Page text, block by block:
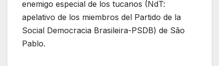
enemigo especial de los tucanos (NdT:
apelativo de los miembros del Partido de la
Social Democracia Brasileira-PSDB) de São
Pablo.